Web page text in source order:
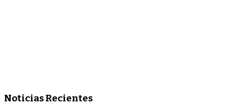
Noticias Recientes